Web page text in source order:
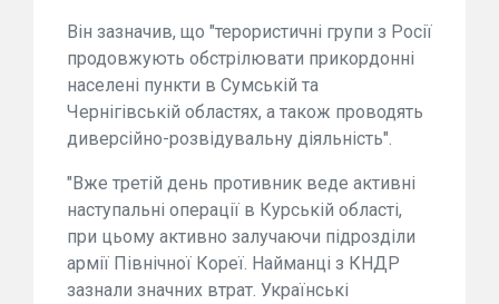
Він зазначив, що "терористичні групи з Росії
продовжують обстрілювати прикордонні
населені пункти в Сумській та
Чернігівській областях, а також проводять
диверсійно-розвідувальну діяльність".
"Вже третій день противник веде активні
наступальні операції в Курській області,
при цьому активно залучаючи підрозділи
армії Північної Кореї. Найманці з КНДР
зазнали значних втрат. Українські